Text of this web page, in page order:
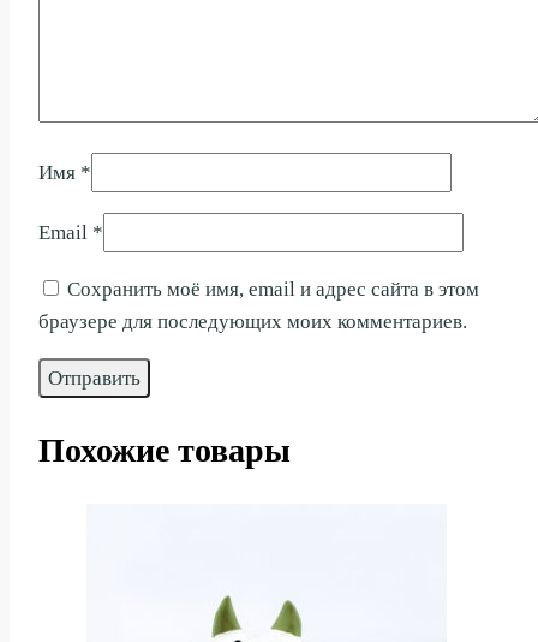
Имя *
Email *
Сохранить моё имя, email и адрес сайта в этом
браузере для последующих моих комментариев.
Похожие товары